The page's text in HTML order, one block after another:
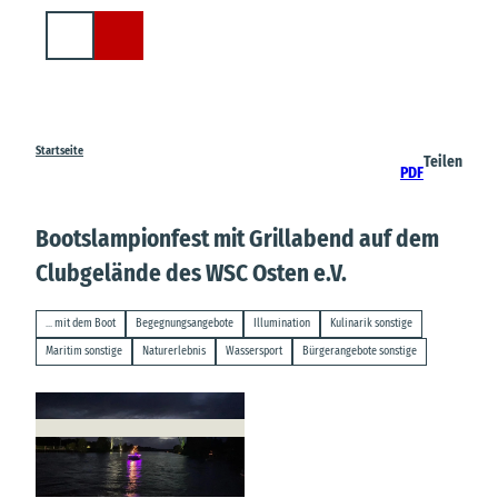
Startseite
PDF
Teilen
Bootslampionfest mit Grillabend auf dem
Clubgelände des WSC Osten e.V.
... mit dem Boot Begegnungsangebote Illumination Kulinarik sonstige
Maritim sonstige Naturerlebnis Wassersport Bürgerangebote sonstige